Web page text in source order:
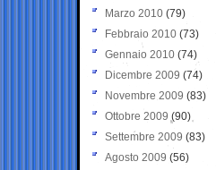
Marzo 2010 (79)
Febbraio 2010 (73)
Gennaio 2010 (74)
Dicembre 2009 (74)
Novembre 2009 (83)
Ottobre 2009 (90)
Settembre 2009 (83)
Agosto 2009 (56)